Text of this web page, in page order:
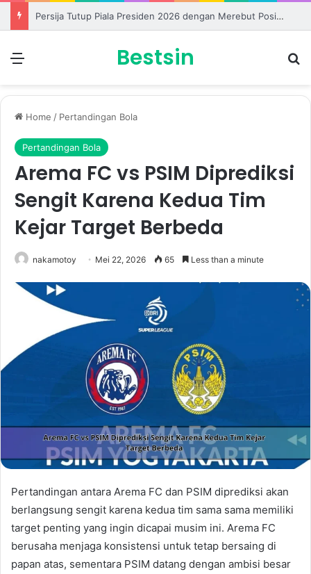
Persija Tutup Piala Presiden 2026 dengan Merebut Posisi Ketiga
Bestsin
Home / Pertandingan Bola
Pertandingan Bola
Arema FC vs PSIM Diprediksi
Sengit Karena Kedua Tim
Kejar Target Berbeda
nakamotoy Mei 22, 2026 65 Less than a minute
Pertandingan antara Arema FC dan PSIM diprediksi akan
berlangsung sengit karena kedua tim sama sama memiliki
target penting yang ingin dicapai musim ini. Arema FC
berusaha menjaga konsistensi untuk tetap bersaing di
papan atas, sementara PSIM datang dengan ambisi besar